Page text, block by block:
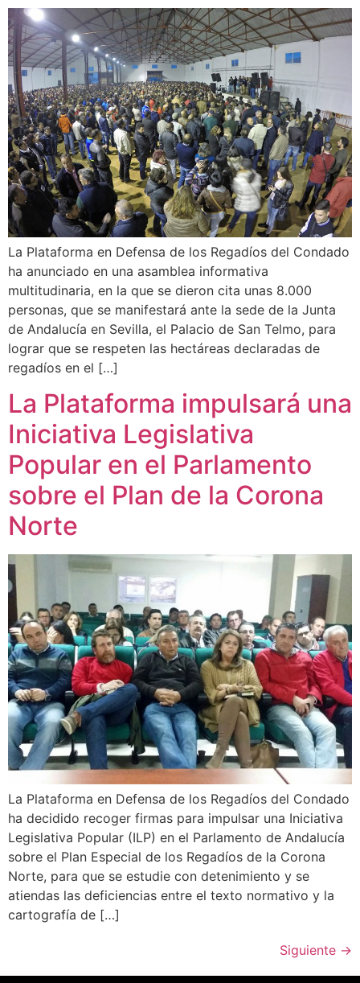
La Plataforma en Defensa de los Regadíos del Condado
ha anunciado en una asamblea informativa
multitudinaria, en la que se dieron cita unas 8.000
personas, que se manifestará ante la sede de la Junta
de Andalucía en Sevilla, el Palacio de San Telmo, para
lograr que se respeten las hectáreas declaradas de
regadíos en el […]
La Plataforma impulsará una
Iniciativa Legislativa
Popular en el Parlamento
sobre el Plan de la Corona
Norte
La Plataforma en Defensa de los Regadíos del Condado
ha decidido recoger firmas para impulsar una Iniciativa
Legislativa Popular (ILP) en el Parlamento de Andalucía
sobre el Plan Especial de los Regadíos de la Corona
Norte, para que se estudie con detenimiento y se
atiendas las deficiencias entre el texto normativo y la
cartografía de […]
Siguiente →